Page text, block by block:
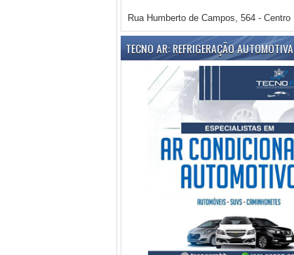
Rua Humberto de Campos, 564 - Centro
TECNO AR: REFRIGERAÇÃO AUTOMOTIVA